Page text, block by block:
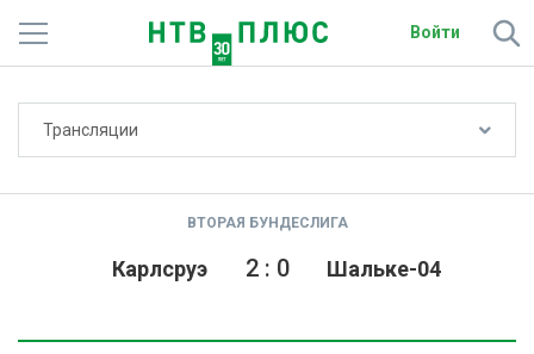
Войти
Трансляции
ВТОРАЯ БУНДЕСЛИГА
Карлсруэ Шальке-04
2: 0